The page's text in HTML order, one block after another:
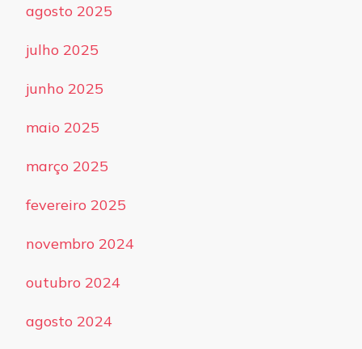
agosto 2025
julho 2025
junho 2025
maio 2025
março 2025
fevereiro 2025
novembro 2024
outubro 2024
agosto 2024